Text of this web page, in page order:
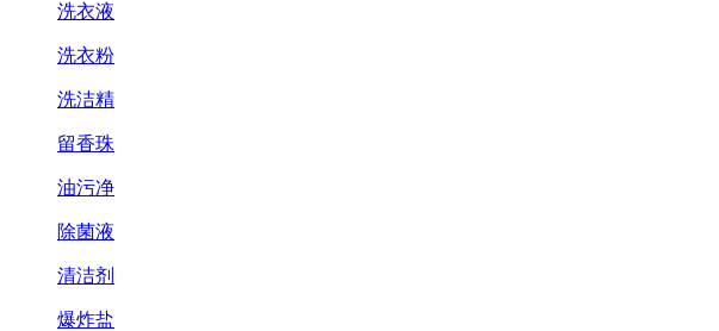
洗衣液
洗衣粉
洗洁精
留香珠
油污净
除菌液
清洁剂
爆炸盐